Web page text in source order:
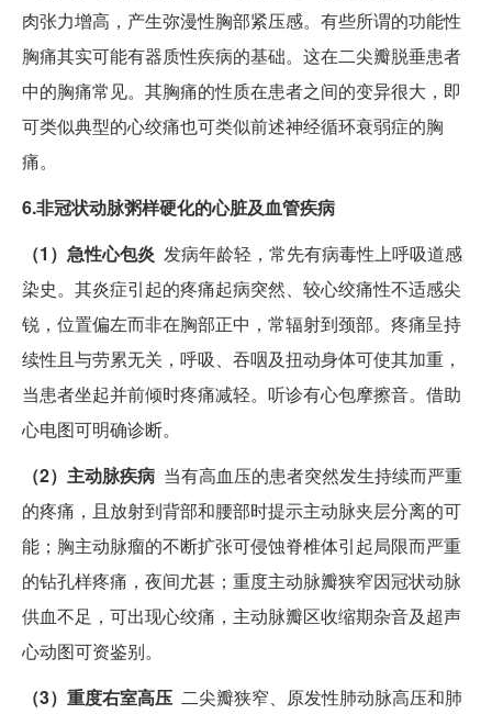
肉张力增高，产生弥漫性胸部紧压感。有些所谓的功能性
胸痛其实可能有器质性疾病的基础。这在二尖瓣脱垂患者
中的胸痛常见。其胸痛的性质在患者之间的变异很大，即
可类似典型的心绞痛也可类似前述神经循环衰弱症的胸
痛。
6.非冠状动脉粥样硬化的心脏及血管疾病
（1）急性心包炎 发病年龄轻，常先有病毒性上呼吸道感
染史。其炎症引起的疼痛起病突然、较心绞痛性不适感尖
锐，位置偏左而非在胸部正中，常辐射到颈部。疼痛呈持
续性且与劳累无关，呼吸、吞咽及扭动身体可使其加重，
当患者坐起并前倾时疼痛减轻。听诊有心包摩擦音。借助
心电图可明确诊断。
（2）主动脉疾病 当有高血压的患者突然发生持续而严重
的疼痛，且放射到背部和腰部时提示主动脉夹层分离的可
能；胸主动脉瘤的不断扩张可侵蚀脊椎体引起局限而严重
的钻孔样疼痛，夜间尤甚；重度主动脉瓣狭窄因冠状动脉
供血不足，可出现心绞痛，主动脉瓣区收缩期杂音及超声
心动图可资鉴别。
（3）重度右室高压 二尖瓣狭窄、原发性肺动脉高压和肺